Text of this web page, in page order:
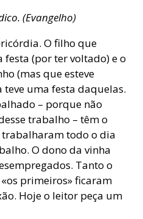
(Evangelho)
O filho que
(por ter voltado) e o
(mas que esteve
teve uma festa daquelas.
– porque não
trabalho – têm o
todo o dia
O dono da vinha
Tanto o
primeiros» ficaram
Hoje o leitor peça um